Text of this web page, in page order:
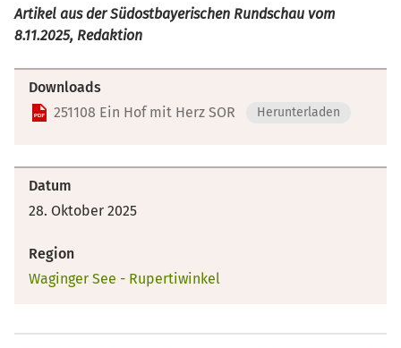
Artikel aus der Südostbayerischen Rundschau vom
8.11.2025, Redaktion
Downloads
251108 Ein Hof mit Herz SOR
Herunterladen
Datum
28. Oktober 2025
Region
Waginger See - Rupertiwinkel